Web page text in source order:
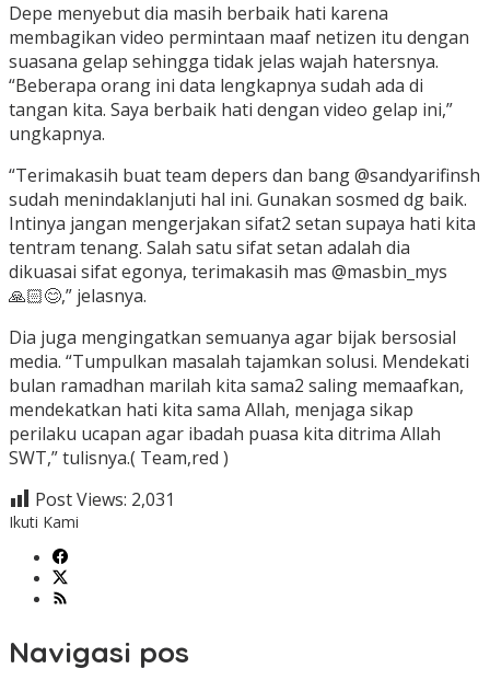
Depe menyebut dia masih berbaik hati karena
membagikan video permintaan maaf netizen itu dengan
suasana gelap sehingga tidak jelas wajah hatersnya.
“Beberapa orang ini data lengkapnya sudah ada di
tangan kita. Saya berbaik hati dengan video gelap ini,”
ungkapnya.
“Terimakasih buat team depers dan bang @sandyarifinsh
sudah menindaklanjuti hal ini. Gunakan sosmed dg baik.
Intinya jangan mengerjakan sifat2 setan supaya hati kita
tentram tenang. Salah satu sifat setan adalah dia
dikuasai sifat egonya, terimakasih mas @masbin_mys
🙏🏻😊,” jelasnya.
Dia juga mengingatkan semuanya agar bijak bersosial
media. “Tumpulkan masalah tajamkan solusi. Mendekati
bulan ramadhan marilah kita sama2 saling memaafkan,
mendekatkan hati kita sama Allah, menjaga sikap
perilaku ucapan agar ibadah puasa kita ditrima Allah
SWT,” tulisnya.( Team,red )
Post Views: 2,031
Ikuti Kami
Navigasi pos